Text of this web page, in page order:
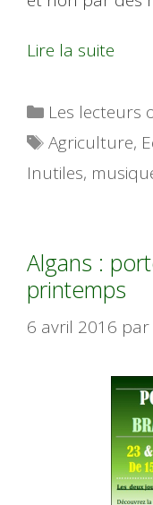
Lire la suite
Catégories
Les lecteurs
Étiquettes
Agriculture,
Inutiles,
Algans :
printemps
6 avril 2016 par